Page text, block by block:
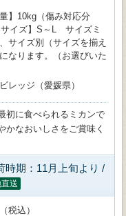
】10kg（傷み対応分
イズ】S～L サイズミ
サイズ別（サイズを揃え
なります。（お選びいた
レッジ（愛媛県）
初に食べられるミカンで
かなおいしさをご賞味く
時期：11月上旬より /
送
税込）